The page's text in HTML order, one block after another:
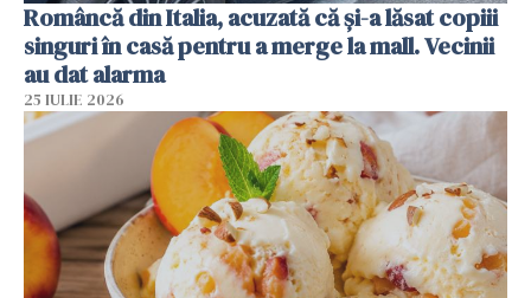
Româncă din Italia, acuzată că și-a lăsat copiii
singuri în casă pentru a merge la mall. Vecinii
au dat alarma
25 IULIE 2026